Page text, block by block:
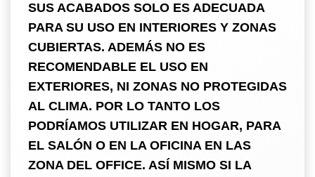
SUS ACABADOS SOLO ES ADECUADA
PARA SU USO EN INTERIORES Y ZONAS
CUBIERTAS. ADEMÁS NO ES
RECOMENDABLE EL USO EN
EXTERIORES, NI ZONAS NO PROTEGIDAS
AL CLIMA. POR LO TANTO LOS
PODRÍAMOS UTILIZAR EN HOGAR, PARA
EL SALÓN O EN LA OFICINA EN LAS
ZONA DEL OFFICE. ASÍ MISMO SI LA